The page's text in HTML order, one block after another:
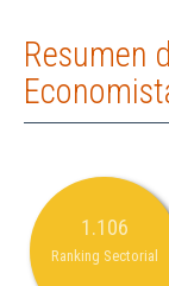
Resumen
1.106
Ranking Sectorial